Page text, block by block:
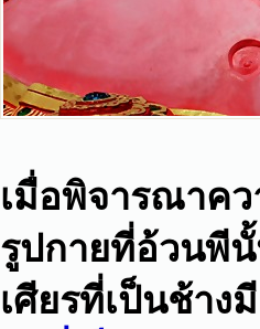
เมื่อพิจารณาค
รูปกายที่อ้วนพี
เศียรที่เป็นช้า